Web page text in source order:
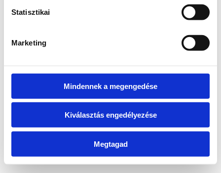
Statisztikai
Marketing
Mindennek a megengedése
Kiválasztás engedélyezése
Megtagad